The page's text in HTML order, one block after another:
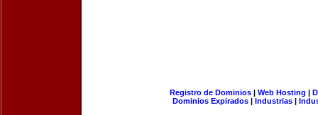
Registro de Dominios| Web Hosting |
Dominios Expirados | Industrias |